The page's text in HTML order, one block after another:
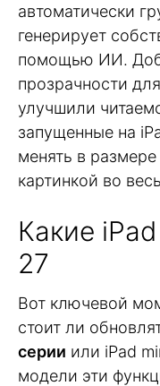
автоматически
генерирует
помощью ИИ.
прозрачности
улучшили
запущенные на
менять в
картинкой во
Какие
27
Вот ключевой
стоит ли
серии или iPad
модели эти